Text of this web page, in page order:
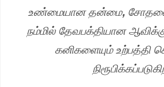
உண்மையான தன்மை,
நம்மில் தேவபக்தியான
கனிகளையும் உற்பத்தி